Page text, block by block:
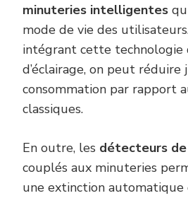
minuteries intelligentes
mode de vie des
intégrant cette technologie
d’éclairage, on peut réduire
consommation par rapport
classiques.
En outre, les détecteurs
couplés aux minuteries
une extinction automatique